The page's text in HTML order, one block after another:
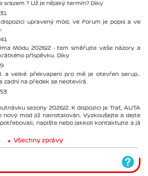
srazem ? Už je nějaký termín? Díky
upravený mód, ve Forum je popis a ve
Módu 2026/2 - tam směřujte vaše názory a
příspěvku. Díky
a velké překvapení pro mě je otevřen serup..
zadní na předek se neotevírá.
sezony 2026/2. K dispozici je Trať, AUTA
nový mod již nainstalován. Vyzkoušejte a dejte
napište nebo jakkoli kontaktujte a já
Všechny zprávy